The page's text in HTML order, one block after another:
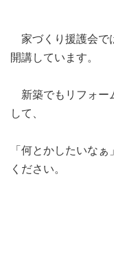
家づくり援護会で
開講しています。
新築でもリフォー
して、
「何とかしたいな
ください。